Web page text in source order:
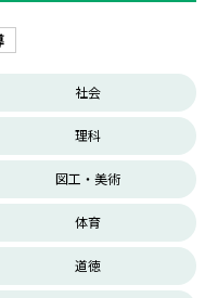
社会
理科
図工・美術
体育
道徳